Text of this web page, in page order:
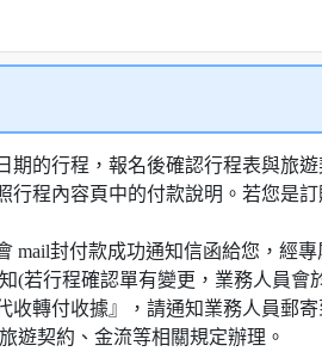
期的行程，報名後確認行程表與旅
行程內容頁中的付款說明。若您是
mail封付款成功通知信函給您，經
(若行程確認單有變更，業務人員會
收轉付收據』，請通知業務人員郵寄
遊契約、金流等相關規定辦理。